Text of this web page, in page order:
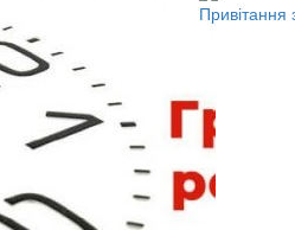
Привітання